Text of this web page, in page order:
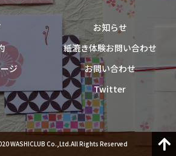
お知らせ
紙漉き体験お問い合わせ
ジ
お問い合わせ
Twitter
WASHICLUB Co.,Ltd.All Rights Reserved